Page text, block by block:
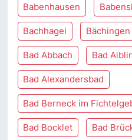
Babenhausen
Bachhagel
Bad Abbach Bad
Bad Alexandersbad
Bad Berneck im
Bad Bocklet Bad